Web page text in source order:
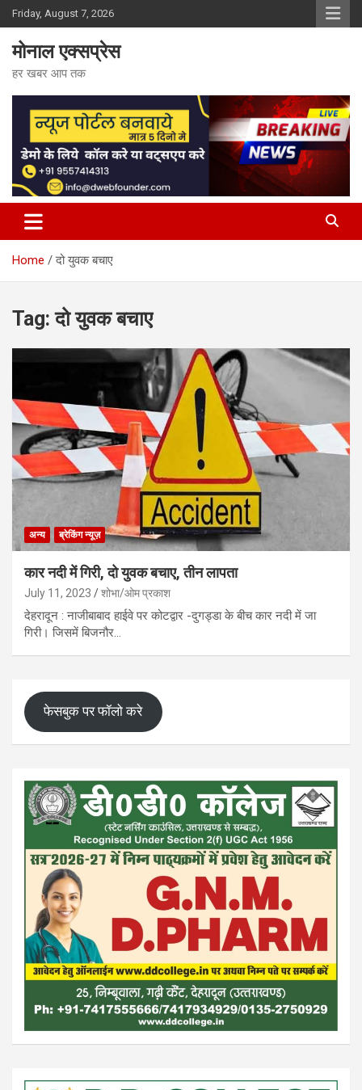
Skip
to
content
Friday, August 7, 2026
मोनाल एक्सप्रेस
हर खबर आप तक
Home दो युवक बचाए
Tag:दो युवक बचाए
अन्य ब्रेकिंग न्यूज़
कार नदी में गिरी, दो युवक बचाए, तीन लापता
July 11, 2023 शोभा/ओम प्रकाश
देहरादून : नाजीबाबाद हाईवे पर कोटद्वार -दुगड्डा के बीच कार नदी में जा
गिरी। जिसमें बिजनौर…
फेसबुक पर फॉलो करे